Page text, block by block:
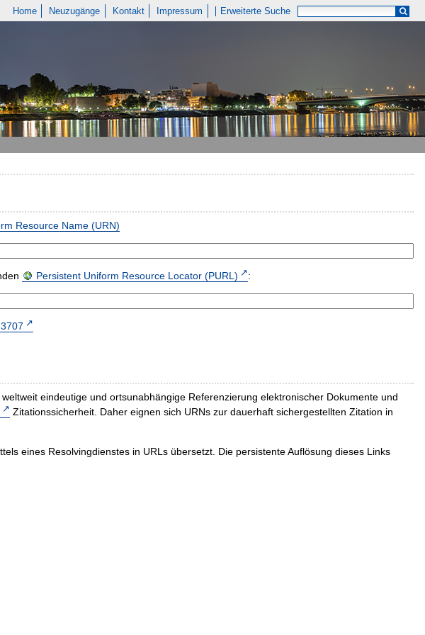
Home Neuzugänge Kontakt Impressum Erweiterte Suche
Resource Name (URN)
Persistent Uniform Resource Locator (PURL) :
eindeutige und ortsunabhängige Referenzierung elektronischer Dokumente und
Zitationssicherheit. Daher eignen sich URNs zur dauerhaft sichergestellten Zitation in
eines Resolvingdienstes in URLs übersetzt. Die persistente Auflösung dieses Links